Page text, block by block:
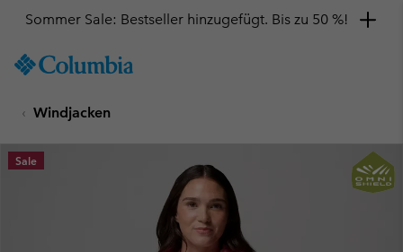
TO
SKIP
MAIN
NAV
Sommer Sale: Bestseller hinzugefügt. Bis zu 50 %!
Windjacken
Sale